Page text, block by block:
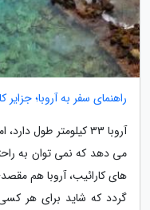
راهنمای سفر به آروبا؛ جزایر
آروبا 33 کیلومتر طول
می دهد که نمی توان به
های کارائیب، آروبا هم
گردد که شاید برای هر